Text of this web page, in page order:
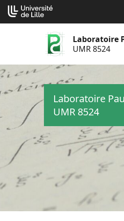
Aller
au
contenu
Laboratoire
UMR 8524
Laboratoire
UMR 8524
Cookies management panel